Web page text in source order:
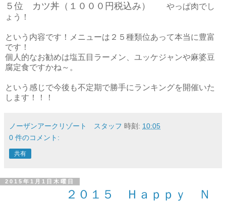
５位 カツ丼（１０００円税込み）
やっぱ肉でし
ょう！
という内容です！メニューは２５種類位あって本当に豊富
です！
個人的なお勧めは塩五目ラーメン、ユッケジャンや麻婆豆
腐定食ですかね～。
という感じで今後も不定期で勝手にランキングを開催いた
します！！！
ノーザンアークリゾート スタッフ 時刻: 10:05
0 件のコメント:
共有
2015年1月1日木曜日
２０１５ Ｈａｐｐｙ Ｎ